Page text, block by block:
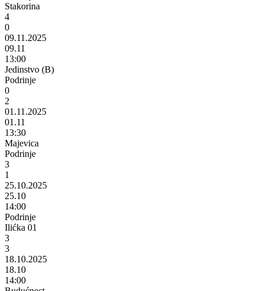
Stakorina
4
0
09.11.2025
09.11
13:00
Jedinstvo (B)
Podrinje
0
2
01.11.2025
01.11
13:30
Majevica
Podrinje
3
1
25.10.2025
25.10
14:00
Podrinje
Ilićka 01
3
3
18.10.2025
18.10
14:00